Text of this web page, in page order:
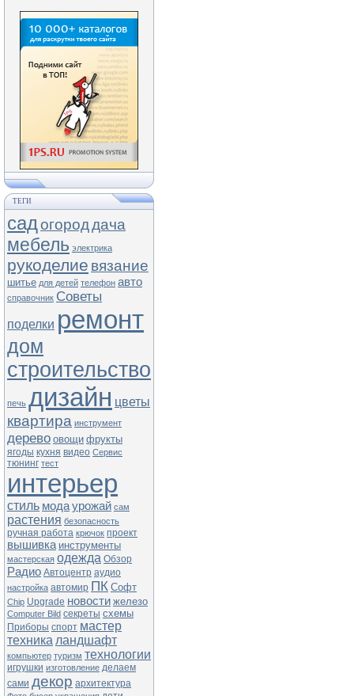
ТЕГИ
садогороддача
мебель электрика
рукоделие вязание
шитье для детей телефон авто
справочник Советы
поделки ремонт
дом
строительство
печь дизайн цветы
квартира инструмент
дерево овощи фрукты
ягоды кухня видео Сервис
тюнинг тест
интерьер
стиль модаурожай сам
растения безопасность
ручная работа крючок проект
вышивка инструменты
мастерская одежда Обзор
Радио Автоцентр аудио
настройка автомир ПК Софт
Chip Upgrade новости железо
Computer Bild секреты схемы
Приборы спорт мастер
техника ландшафт
компьютер туризм технологии
игрушки изготовление делаем
сами декор архитектура